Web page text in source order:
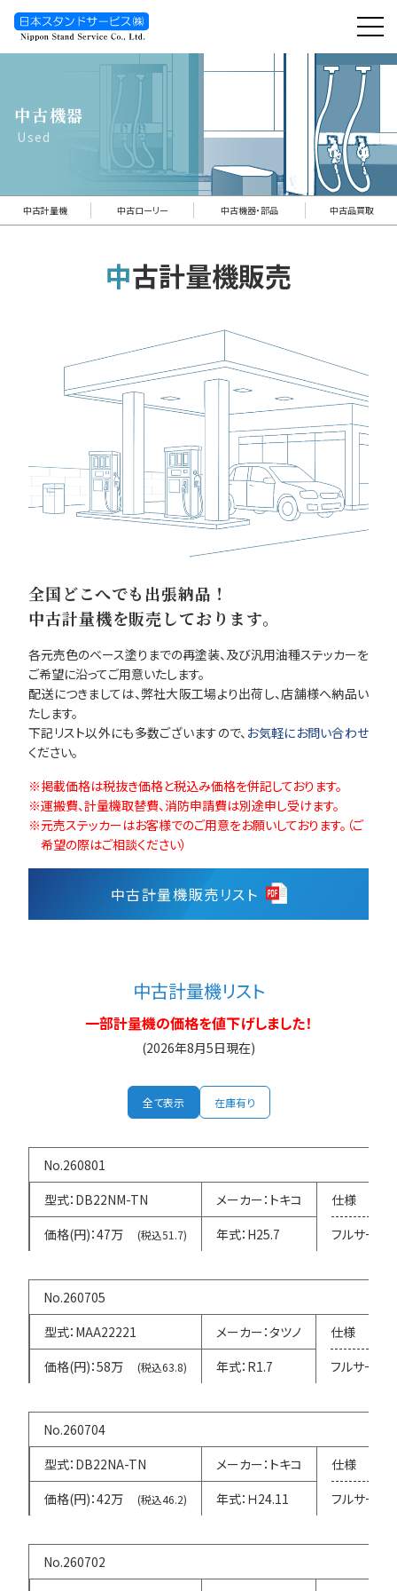
中古機器
Used
中古計量機 中古ローリー 中古機器・部品 中古品買取
中古計量機販売
全国どこへでも出張納品！
中古計量機を販売しております。
各元売色のベース塗りまでの再塗装、及び汎用油種ステッカーを
ご希望に沿ってご用意いたします。
配送につきましては、弊社大阪工場より出荷し、店舗様へ納品い
たします。
下記リスト以外にも多数ございますので、 お気軽にお問い合わせ
ください。
掲載価格は税抜き価格と税込み価格を併記しております。
運搬費、計量機取替費、消防申請費は別途申し受けます。
元売ステッカーはお客様でのご用意をお願いしております。（ご
希望の際はご相談ください）
中古計量機販売リスト
中古計量機リスト
一部計量機の価格を値下げしました！
(2026年8月5日現在)
全て表示 在庫有り
260801
47万 (税込51.7)
トキコ
H25.7
DB22NM-TN
フルサービ
260705
58万 (税込63.8)
タツノ
R1.7
MAA22221
フルサービ
260704
42万 (税込46.2)
トキコ
Ｈ24.11
DB22NA-TN
フルサービ
260702